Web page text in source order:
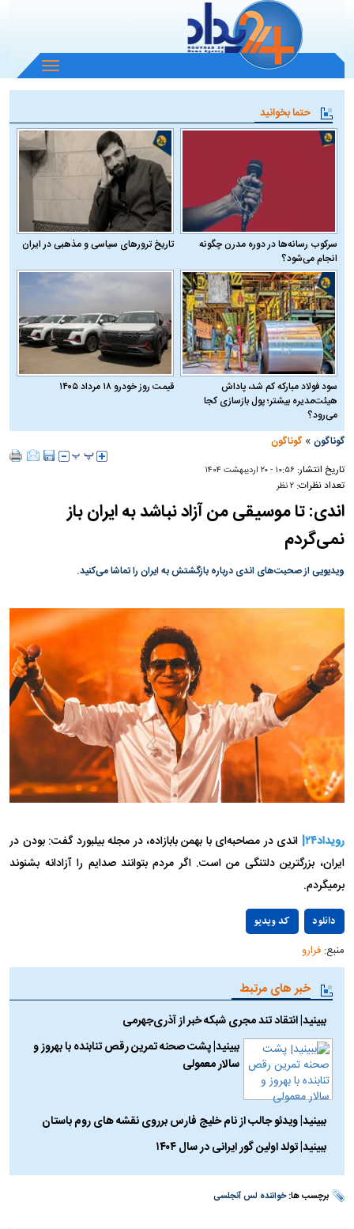
باز
و
منو
حتما بخوانید
سرکوب رسانه‌ها در دوره مدرن چگونه
انجام می‌شود؟
تاریخ ترورهای سیاسی و مذهبی در ایران
سود فولاد مبارکه کم شد، پاداش
هیئت‌مدیره بیشتر؛ پول بازسازی کجا
می‌رود؟
قیمت روز خودرو ۱۸ مرداد ۱۴۰۵
گوناگون »گوناگون
تاریخ انتشار: ۱۰:۵۶ - ۲۰ ارديبهشت ۱۴۰۴
تعداد نظرات:۲ نظر
اندی: تا موسیقی من آزاد نباشد به ایران باز
نمی‌گردم
ویدیویی از صحبت‌های اندی درباره بازگشتش به ایران را تماشا می‌کنید.
رویداد۲۴|
اندی در مصاحبه‌ای با بهمن بابازاده، در مجله بیلبورد گفت: بودن در
ایران، بزرگترین دلتنگی من است. اگر مردم بتوانند صدایم را آزادانه بشنوند
برمیگردم.
کد ویدیو
دانلود
منبع:فرارو
خبر های مرتبط
ببینید| انتقاد تند مجری شبکه خبر از آذری‌جهرمی
ببینید| پشت صحنه تمرین رقص تنابنده با بهروز و
سالار معمولی
ببینید| ویدئو جالب از نام خلیج فارس برروی نقشه های روم باستان
ببینید| تولد اولین گور ایرانی در سال ۱۴۰۴
برچسب ها:خواننده لس آنجلسی